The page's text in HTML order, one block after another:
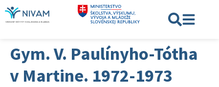
Gym. V. Paulínyho-Tótha
v Martine. 1972-1973